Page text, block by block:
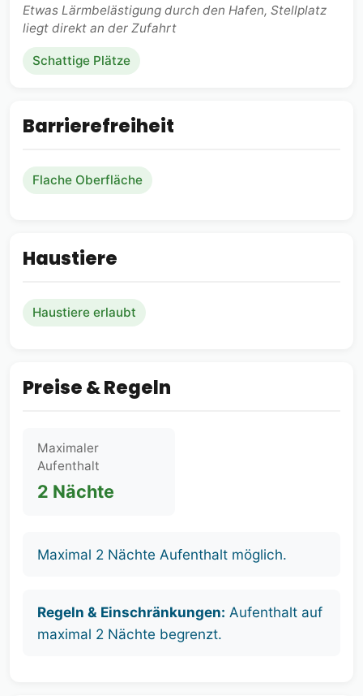
Etwas Lärmbelästigung durch den Hafen, Stellplatz
liegt direkt an der Zufahrt
Schattige Plätze
Barrierefreiheit
Flache Oberfläche
Haustiere
Haustiere erlaubt
Preise & Regeln
Maximaler
Aufenthalt
2 Nächte
Maximal 2 Nächte Aufenthalt möglich.
Regeln & Einschränkungen: Aufenthalt auf
maximal 2 Nächte begrenzt.